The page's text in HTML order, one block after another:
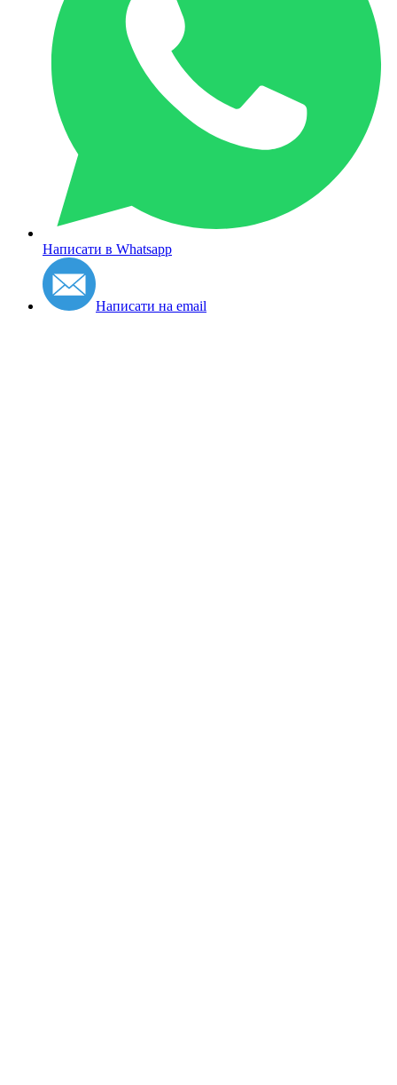
Написати в Whatsapp
Написати на email